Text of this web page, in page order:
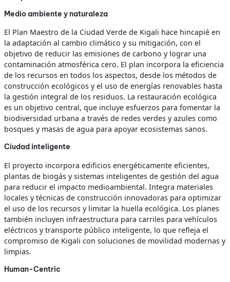
Medio ambiente y naturaleza
El Plan Maestro de la Ciudad Verde de Kigali hace hincapié en
la adaptación al cambio climático y su mitigación, con el
objetivo de reducir las emisiones de carbono y lograr una
contaminación atmosférica cero. El plan incorpora la eficiencia
de los recursos en todos los aspectos, desde los métodos de
construcción ecológicos y el uso de energías renovables hasta
la gestión integral de los residuos. La restauración ecológica
es un objetivo central, que incluye esfuerzos para fomentar la
biodiversidad urbana a través de redes verdes y azules como
bosques y masas de agua para apoyar ecosistemas sanos.
Ciudad inteligente
El proyecto incorpora edificios energéticamente eficientes,
plantas de biogás y sistemas inteligentes de gestión del agua
para reducir el impacto medioambiental. Integra materiales
locales y técnicas de construcción innovadoras para optimizar
el uso de los recursos y limitar la huella ecológica. Los planes
también incluyen infraestructura para carriles para vehículos
eléctricos y transporte público inteligente, lo que refleja el
compromiso de Kigali con soluciones de movilidad modernas y
limpias.
Human-Centric